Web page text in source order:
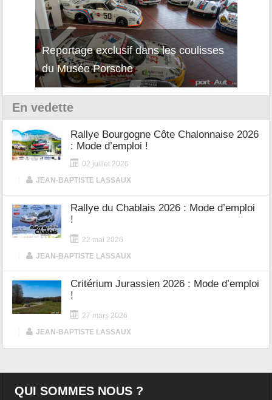
Reportage exclusif dans les coulisses
du Musée Porsche
Découverte de la nouvelle Ferrari
12Cilindri Manuale
En vedette
Rallye Bourgogne Côte Chalonnaise 2026
: Mode d’emploi !
02 juillet 2026
JEAN-BAPTISTE LASSAUX
Rallye du Chablais 2026 : Mode d’emploi
!
22 mai 2026
JEAN-BAPTISTE LASSAUX
Critérium Jurassien 2026 : Mode d’emploi
!
27 mars 2026
JEAN-BAPTISTE LASSAUX
QUI SOMMES NOUS ?